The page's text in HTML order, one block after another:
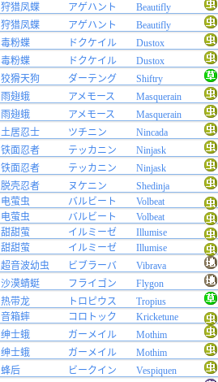
狩猎凤蝶 アゲハント
Beautifly
狩猎凤蝶 アゲハント
Beautifly
毒粉蝶 ドクケイル
Dustox
毒粉蝶 ドクケイル
Dustox
狡猾天狗 ダーテング
Shiftry
雨翅蛾 アメモース
Masquerain
雨翅蛾 アメモース
Masquerain
土居忍士 ツチニン
Nincada
铁面忍者 テッカニン
Ninjask
铁面忍者 テッカニン
Ninjask
脱壳忍者 ヌケニン
Shedinja
电萤虫 バルビート
Volbeat
电萤虫 バルビート
Volbeat
甜甜萤 イルミーゼ
Illumise
甜甜萤 イルミーゼ
Illumise
超音波幼虫 ビブラーバ
Vibrava
沙漠蜻蜓 フライゴン
Flygon
热带龙 トロピウス
Tropius
音箱蟀 コロトック
Kricketune
绅士蛾 ガーメイル
Mothim
绅士蛾 ガーメイル
Mothim
蜂后 ビークイン
Vespiquen